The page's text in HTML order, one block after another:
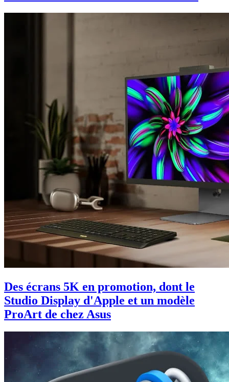
Des écrans 5K en promotion, dont le
Studio Display d'Apple et un modèle
ProArt de chez Asus